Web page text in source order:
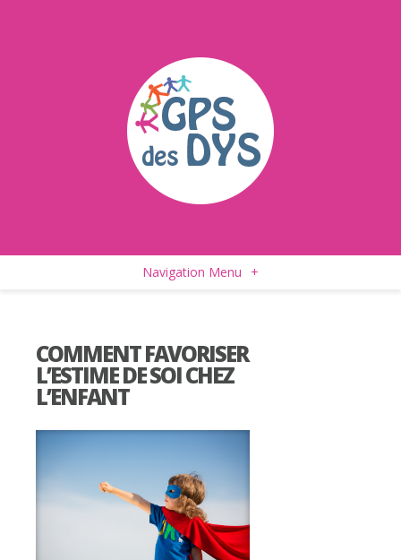
Navigation Menu +
COMMENT FAVORISER
L’ESTIME DE SOI CHEZ
L’ENFANT